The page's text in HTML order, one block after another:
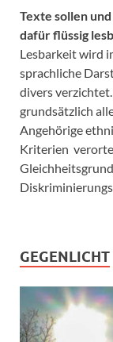
Texte sollen
dafür flüssig
Lesbarkeit wird
sprachliche
divers
grundsätzlich
Angehörige
Kriterien
GEGENLICHT